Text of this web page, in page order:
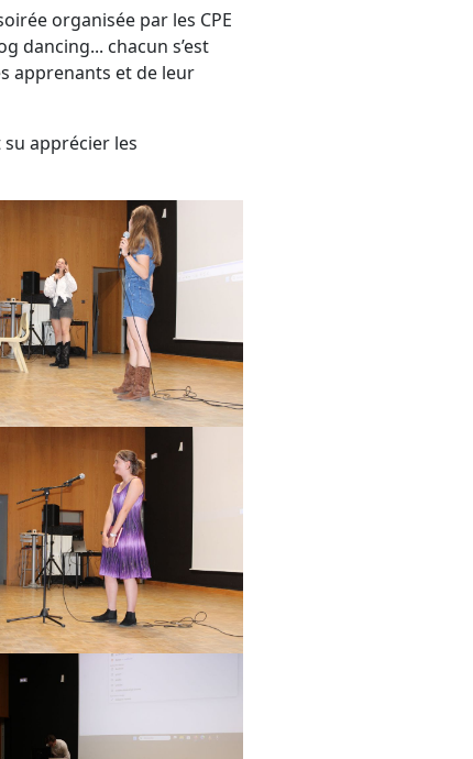
organisée par les CPE
dancing... chacun s’est
apprenants et de leur
apprécier les